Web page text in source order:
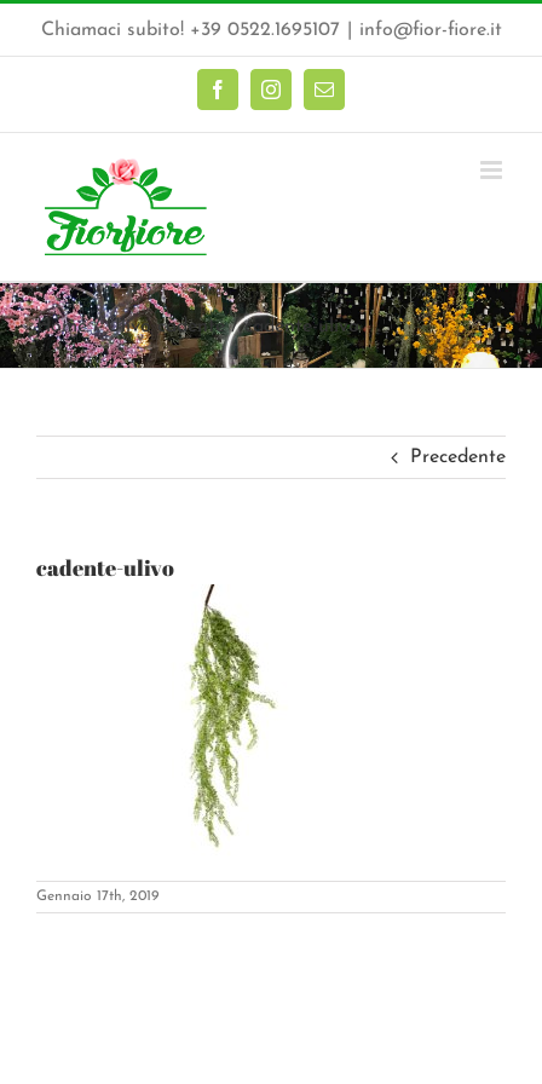
contenuto
Chiamaci subito! +39 0522.1695107 info@fior-fiore.it
FacebookInstagramEmail
Home Ulivo cadente cadente-ulivo
Precedente
cadente-ulivo
Gennaio 17th, 2019